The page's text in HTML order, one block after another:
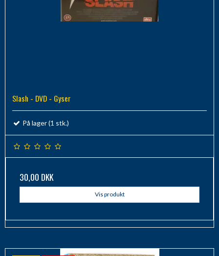
Slash - DVD - Gyser
På lager (1 stk.)
30,00 DKK
Vis produkt